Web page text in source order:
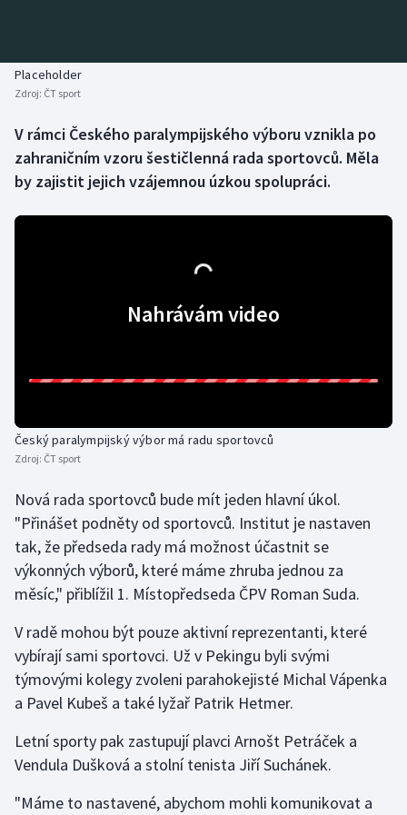
Biatlon
Boby a skeleton
Box
Gymnastika
Házená
Jezdectví
Judo
Krasobruslení
Lezení
Lyže a snowboard
Moderní pětiboj
Motorsport
Aplikace ČT sport
AZ kvíz
Placeholder
Zdroj: ČT sport
V rámci Českého paralympijského výboru vznikla po
zahraničním vzoru šestičlenná rada sportovců. Měla
by zajistit jejich vzájemnou úzkou spolupráci.
Nahrávám video
Český paralympijský výbor má radu sportovců
Zdroj: ČT sport
Nová rada sportovců bude mít jeden hlavní úkol.
"Přinášet podněty od sportovců. Institut je nastaven
tak, že předseda rady má možnost účastnit se
výkonných výborů, které máme zhruba jednou za
měsíc," přiblížil 1. Místopředseda ČPV Roman Suda.
V radě mohou být pouze aktivní reprezentanti, které
vybírají sami sportovci. Už v Pekingu byli svými
týmovými kolegy zvoleni parahokejisté Michal Vápenka
a Pavel Kubeš a také lyžař Patrik Hetmer.
Letní sporty pak zastupují plavci Arnošt Petráček a
Vendula Dušková a stolní tenista Jiří Suchánek.
"Máme to nastavené, abychom mohli komunikovat a